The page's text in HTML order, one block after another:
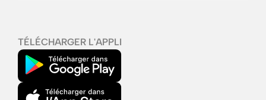
TÉLÉCHARGER L'APPLI